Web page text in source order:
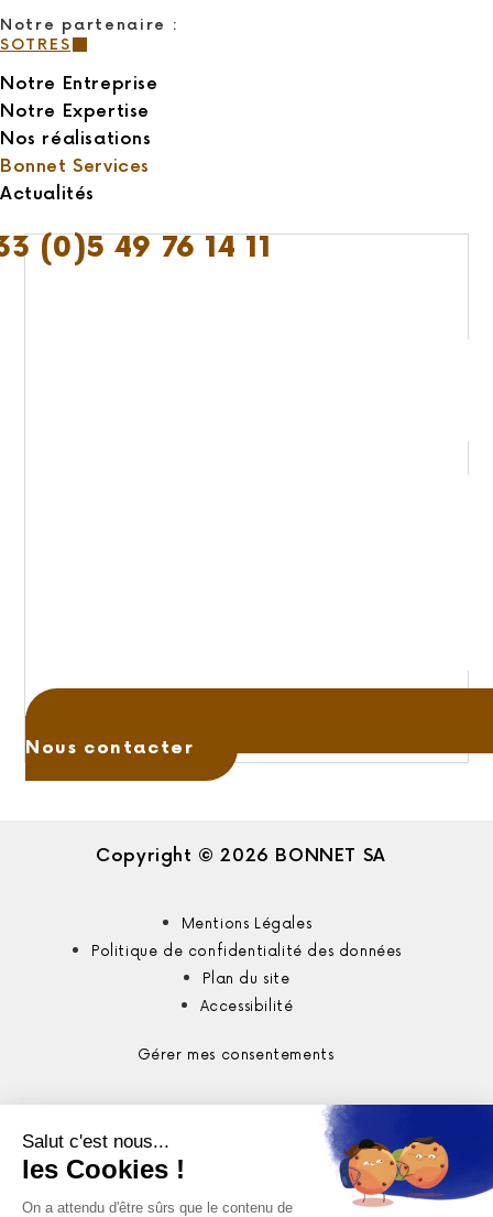
Notre partenaire :
SOTRES
Notre Entreprise
Notre Expertise
Nos réalisations
Bonnet Services
Actualités
(0)5 49 76 14 11
Nous contacter
Copyright © 2026 BONNET SA
Mentions Légales
Politique de confidentialité des données
Plan du site
Accessibilité
Gérer mes consentements
Ma recherche